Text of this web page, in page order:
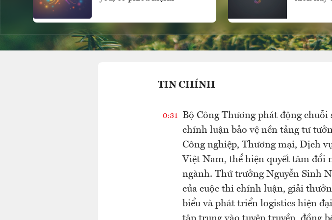
TIN CHÍNH
0:31
Bộ Công Thương phát động
chính luận bảo vệ nền tảng tư
Công nghiệp, Thương mại, Dịch
Việt Nam, thể hiện quyết tâm đổi
ngành. Thứ trưởng Nguyễn Sinh
của cuộc thi chính luận, giải
biểu và phát triển logistics hiện